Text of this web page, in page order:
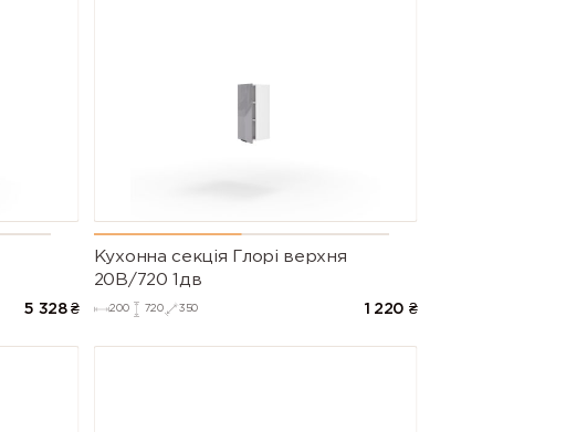
5 328 ₴
Кухонна секція Глорі верхня
20В/720 1дв
200 720 350 1 220 ₴